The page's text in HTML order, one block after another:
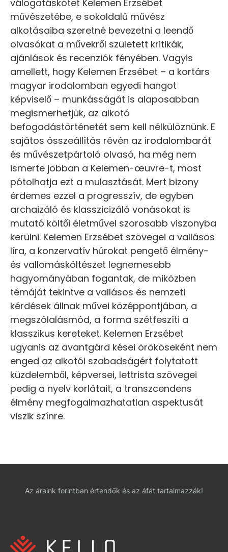
válogatáskötet Kelemen Erzsébet
művészetébe, e sokoldalú művész
alkotásaiba szeretné bevezetni a leendő
olvasókat a művekről született kritikák,
ajánlások és recenziók fényében. Vagyis
amellett, hogy Kelemen Erzsébet – a kortárs
magyar irodalomban egyedi hangot
képviselő – munkásságát is alaposabban
megismerhetjük, az alkotó
befogadástörténetét sem kell nélkülöznünk. E
sajátos összeállítás révén az irodalombarát
és művészetpártoló olvasó, ha még nem
ismerte jobban a Kelemen-œuvre-t, most
pótolhatja ezt a mulasztását. Mert bizony
érdemes ezzel a progresszív, de egyben
archaizáló és klasszicizáló vonásokat is
mutató költői életművel szorosabb viszonyba
kerülni. Kelemen Erzsébet szövegei a vallásos
líra, a konzervatív húrokat pengető élmény-
és vallomásköltészet legnemesebb
hagyományában fogantak, de miközben
témáját tekintve a vallásos és nemzeti
kérdések állnak művei középpontjában, a
megszólalásmód, a forma szétfeszíti a
klasszikus kereteket. Kelemen Erzsébet
ugyanis az avantgárd kései örököseként nem
enged az alkotói szabadságért folytatott
küzdelemből, képversei, lettrista szövegei
pedig a nyelv korlátait, a transzcendens
élmény megfogalmazhatatlan aspektusát
viszik színre.
Az áraink forintban értendők és az áfát tartalmazzák!